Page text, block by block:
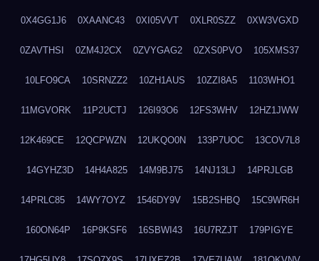
0X4GG1J6 0XAANC43 0XI05VVT 0XLR0SZZ 0XW3VGXD
0ZAVTHSI 0ZM4J2CX 0ZVYGAG2 0ZXS0PVO 105XMS37
10LFO9CA 10SRNZZ2 10ZH1AUS 10ZZI8A5 1103WHO1
11MGVORK 11P2UCTJ 126I93O6 12FS3WHV 12HZ1JWW
12K469CE 12QCPWZN 12UKQO0N 133P7UOC 13COV7L8
14GYHZ3D 14H4A825 14M9BJ75 14NJ13LJ 14PRJLGB
14PRLC85 14WY7OYZ 1546DY9V 15B2SHBQ 15C9WR6H
160ON64P 16P9KSF6 16SBWI43 16U7RZJT 179PIGYE